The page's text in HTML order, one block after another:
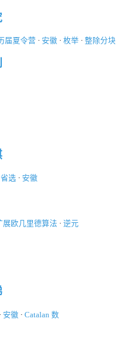
届夏令营 · 安徽 · 枚举 · 整除分块
选 · 安徽
展欧几里德算法 · 逆元
· 安徽 · Catalan 数